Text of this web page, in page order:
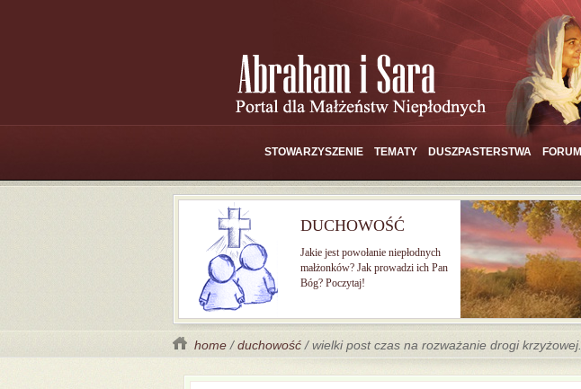
STOWARZYSZENIE TEMATY DUSZPASTERSTWA FORUM
DUCHOWOŚĆ
Jakie jest powołanie niepłodnych
małżonków? Jak prowadzi ich Pan
Bóg? Poczytaj!
home /duchowość / wielki post czas na rozważanie drogi krzyżowej.